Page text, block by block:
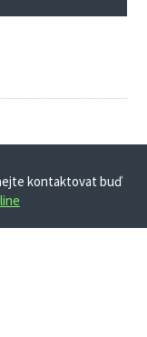
kontaktovat buď